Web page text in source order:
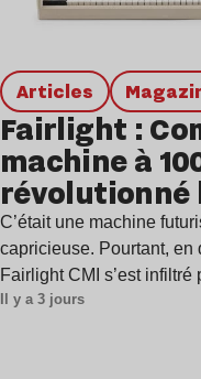
Articles
Fairlight :
machine à
révolutionné
années 1980 ?
C’était une machine
capricieuse. Pourtant, en
Fairlight CMI s’est
Il y a 3 jours